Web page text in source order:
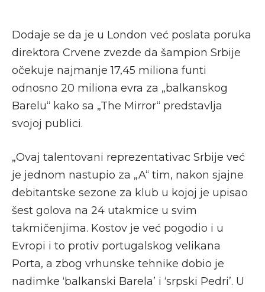
Dodaje se da je u London već poslata poruka
direktora Crvene zvezde da šampion Srbije
očekuje najmanje 17,45 miliona funti
odnosno 20 miliona evra za „balkanskog
Barelu“ kako sa „The Mirror“ predstavlja
svojoj publici.
„Ovaj talentovani reprezentativac Srbije već
je jednom nastupio za „A“ tim, nakon sjajne
debitantske sezone za klub u kojoj je upisao
šest golova na 24 utakmice u svim
takmičenjima. Kostov je već pogodio i u
Evropi i to protiv portugalskog velikana
Porta, a zbog vrhunske tehnike dobio je
nadimke ‘balkanski Barela’ i ‘srpski Pedri’. U